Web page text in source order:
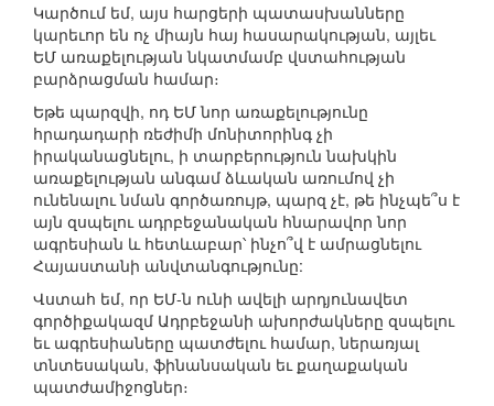
Կարծում եմ, այս հարցերի պատասխանները
կարեւոր են ոչ միայն հայ հասարակության, այլեւ
ԵՄ առաքելության նկատմամբ վստահության
բարձրացման համար։
Եթե պարզվի, ոդ ԵՄ նոր առաքելությունը
հրադադարի ռեժիմի մոնիտորինգ չի
իրականացնելու, ի տարբերություն նախկին
առաքելության անգամ ձևական առումով չի
ունենալու նման գործառույթ, պարզ չէ, թե ինչպե՞ս է
այն զսպելու ադրբեջանական հնարավոր նոր
ագրեսիան և հետևաբար՝ ինչո՞վ է ամրացնելու
Հայաստանի անվտանգությունը:
Վստահ եմ, որ ԵՄ-ն ունի ավելի արդյունավետ
գործիքակազմ Ադրբեջանի ախորժակները զսպելու
եւ ագրեսիաները պատժելու համար, ներառյալ
տնտեսական, ֆինանսական եւ քաղաքական
պատժամիջոցներ։